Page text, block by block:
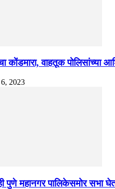
कोंडमारा, वाहतूक पोलिसांच्या
2023
पुणे महानगर पालिकेसमोर सभा